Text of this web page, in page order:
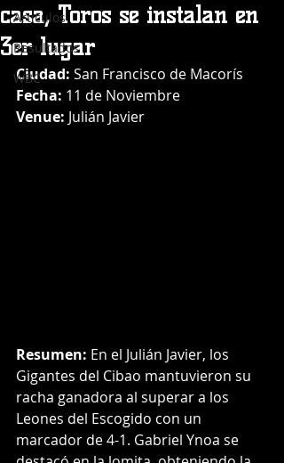
Articulos
Resultados
WBC
casa, Toros se instalan en
3er lugar
Ciudad: San Francisco de Macorís
Fecha: 11 de Noviembre
Venue: Julián Javier
Resumen: En el Julián Javier, los
Gigantes del Cibao mantuvieron su
racha ganadora al superar a los
Leones del Escogido con un
marcador de 4-1. Gabriel Ynoa se